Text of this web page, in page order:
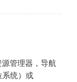
源管理器，导航
系统）或